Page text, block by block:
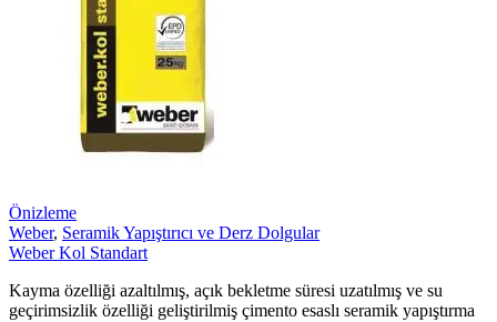
Önizleme
Weber, Seramik Yapıştırıcı ve Derz Dolgular
Weber Kol Standart
Kayma özelliği azaltılmış, açık bekletme süresi uzatılmış ve su
geçirimsizlik özelliği geliştirilmiş çimento esaslı seramik yapıştırma